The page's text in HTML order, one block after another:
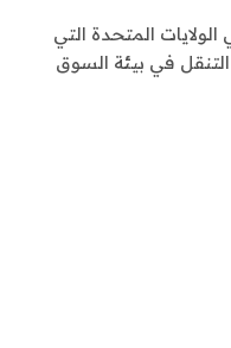
المتحدة التي
في بيئة السوق